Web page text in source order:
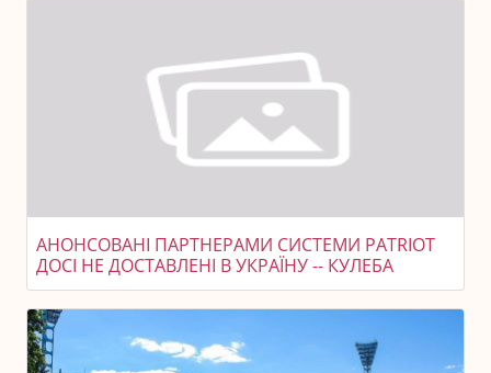
АНОНСОВАНІ ПАРТНЕРАМИ СИСТЕМИ PATRIOT
ДОСІ НЕ ДОСТАВЛЕНІ В УКРАЇНУ -- КУЛЕБА